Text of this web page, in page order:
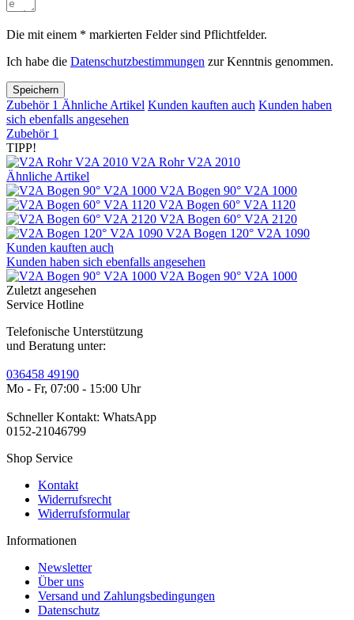
Die mit einem * markierten Felder sind Pflichtfelder.
Ich habe die Datenschutzbestimmungen zur Kenntnis genommen.
Speichern
Zubehör 1 Ähnliche Artikel Kunden kauften auch Kunden haben
sich ebenfalls angesehen
Zubehör 1
TIPP!
V2A Rohr V2A 2010
Ähnliche Artikel
V2A Bogen 90° V2A 1000
V2A Bogen 60° V2A 1120
V2A Bogen 60° V2A 2120
V2A Bogen 120° V2A 1090
Kunden kauften auch
Kunden haben sich ebenfalls angesehen
V2A Bogen 90° V2A 1000
Zuletzt angesehen
Service Hotline
Telefonische Unterstützung
und Beratung unter:
036458 49190
Mo - Fr, 07:00 - 15:00 Uhr
Schneller Kontakt: WhatsApp
0152-21046799
Shop Service
Kontakt
Widerrufsrecht
Widerrufsformular
Informationen
Newsletter
Über uns
Versand und Zahlungsbedingungen
Datenschutz